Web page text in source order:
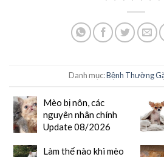
Danh mục:Bệnh Thường
Mèo bị nôn, các
nguyên nhân chính
Update 08/2026
Làm thế nào khi mèo